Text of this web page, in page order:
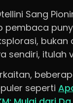
Sang
pembaca
sendiri, itulah
seperti